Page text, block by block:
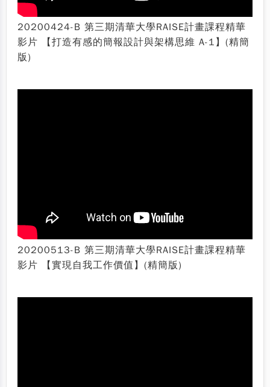
20200424-B 第三期清華大學RAISE計畫課程精華
影片 【打造有感的簡報設計與架構思維 A-1】(精簡
版)
20200513-B 第三期清華大學RAISE計畫課程精華
影片 【實現自我工作價值】(精簡版)